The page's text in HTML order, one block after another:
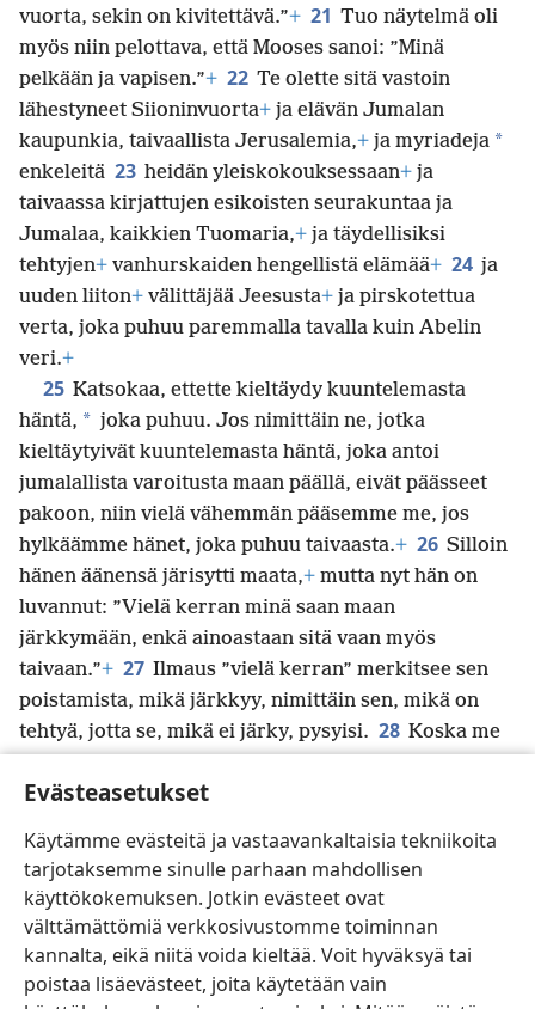
Evästeasetukset
Käytämme evästeitä ja vastaavankaltaisia tekniikoita
tarjotaksemme sinulle parhaan mahdollisen
käyttökokemuksen. Jotkin evästeet ovat
välttämättömiä verkkosivustomme toiminnan
kannalta, eikä niitä voida kieltää. Voit hyväksyä tai
poistaa lisäevästeet, joita käytetään vain
vuorta, sekin on kivitettävä.”+ 21 Tuo näytelmä oli
myös niin pelottava, että Mooses sanoi: ”Minä
pelkään ja vapisen.”+ 22 Te olette sitä vastoin
lähestyneet Siioninvuorta+ ja elävän Jumalan
kaupunkia, taivaallista Jerusalemia,+ ja myriadeja *
enkeleitä 23 heidän yleiskokouksessaan+ ja
taivaassa kirjattujen esikoisten seurakuntaa ja
Jumalaa, kaikkien Tuomaria,+ ja täydellisiksi
tehtyjen+ vanhurskaiden hengellistä elämää+ 24 ja
uuden liiton+ välittäjää Jeesusta+ ja pirskotettua
verta, joka puhuu paremmalla tavalla kuin Abelin
veri.+
25 Katsokaa, ettette kieltäydy kuuntelemasta
häntä, * joka puhuu. Jos nimittäin ne, jotka
kieltäytyivät kuuntelemasta häntä, joka antoi
jumalallista varoitusta maan päällä, eivät päässeet
pakoon, niin vielä vähemmän pääsemme me, jos
hylkäämme hänet, joka puhuu taivaasta.+ 26 Silloin
hänen äänensä järisytti maata,+ mutta nyt hän on
luvannut: ”Vielä kerran minä saan maan
järkkymään, enkä ainoastaan sitä vaan myös
taivaan.”+ 27 Ilmaus ”vielä kerran” merkitsee sen
poistamista, mikä järkkyy, nimittäin sen, mikä on
tehtyä, jotta se, mikä ei järky, pysyisi. 28 Koska me
voimme saada jatkuvasti ansaitsematonta
otollisesti Jumalaa
* häntä peläten ja kunnioittaen.
29 Meidän Jumalamme on tuhoava tuli.